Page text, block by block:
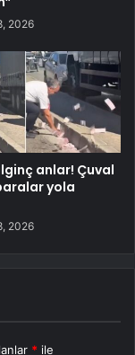
2026
anlar! Çuval
yola
2026
* ile